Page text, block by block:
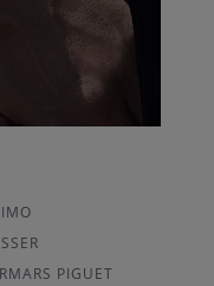
PIGUET